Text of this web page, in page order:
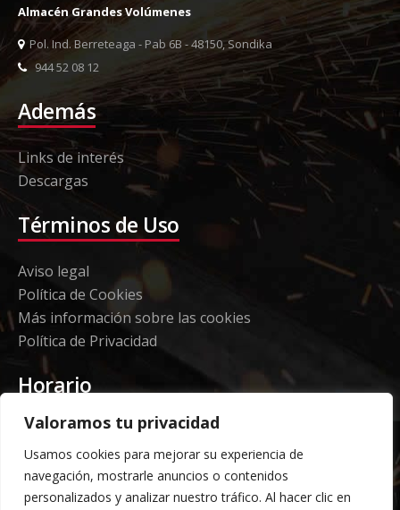
Valoramos tu privacidad
Usamos cookies para mejorar su experiencia de
navegación, mostrarle anuncios o contenidos
personalizados y analizar nuestro tráfico. Al hacer clic en
Almacén Grandes Volúmenes
Pol. Ind. Berreteaga - Pab 6B - 48150, Sondika
944 52 08 12
Además
Links de interés
Descargas
Términos de Uso
Aviso legal
Política de Cookies
Más información sobre las cookies
Política de Privacidad
Horario
Etorki - Sede
Lunes a jueves 08:00 a 16:00
Viernes: 08:00 a 14:00